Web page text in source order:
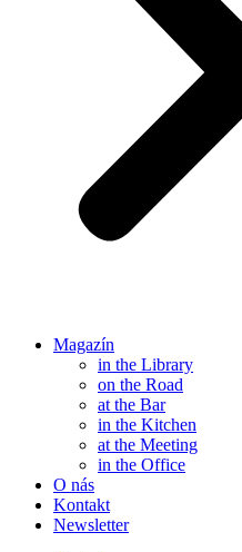
Magazín
in the Library
on the Road
at the Bar
in the Kitchen
at the Meeting
in the Office
O nás
Kontakt
Newsletter